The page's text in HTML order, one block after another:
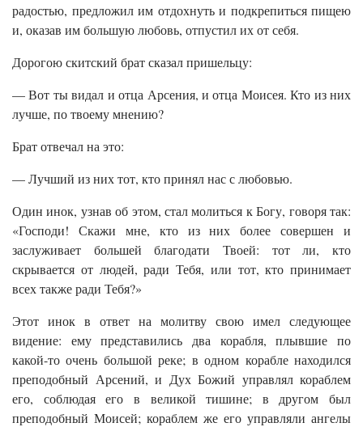
радостью, предложил им отдохнуть и подкрепиться пищею
и, оказав им большую любовь, отпустил их от себя.
Дорогою скитский брат сказал пришельцу:
— Вот ты видал и отца Арсения, и отца Моисея. Кто из них
лучше, по твоему мнению?
Брат отвечал на это:
— Лучший из них тот, кто принял нас с любовью.
Один инок, узнав об этом, стал молиться к Богу, говоря так:
«Господи! Скажи мне, кто из них более совершен и
заслуживает большей благодати Твоей: тот ли, кто
скрывается от людей, ради Тебя, или тот, кто принимает
всех также ради Тебя?»
Этот инок в ответ на молитву свою имел следующее
видение: ему представились два корабля, плывшие по
какой-то очень большой реке; в одном корабле находился
преподобный Арсений, и Дух Божий управлял кораблем
его, соблюдая его в великой тишине; в другом был
преподобный Моисей; кораблем же его управляли ангелы